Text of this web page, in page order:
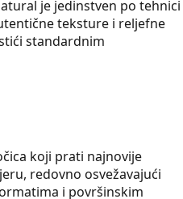
je jedinstven po tehnici
teksture i reljefne
standardnim
koji prati najnovije
redovno osvežavajući
i površinskim